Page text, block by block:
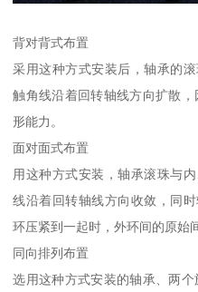
背对背式布置
采用这种方式安装后，轴承的
触角线沿着回转轴线方向扩散
形能力。
面对面式布置
用这种方式安装，轴承滚珠与
线沿着回转轴线方向收敛，同
环压紧到一起时，外环间的原始
同向排列布置
选用这种方式安装的轴承、两